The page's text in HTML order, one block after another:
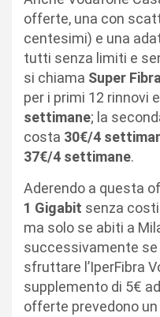
offerte, una con
centesimi) e una
tutti senza limiti e
si chiama Super
per i primi 12 rinnovi
settimane; la
costa 30€/4
37€/4 settimane.
Aderendo a questa
1 Gigabit senza
ma solo se abiti a
successivamente
sfruttare l’IperFibra
supplemento di 5€
offerte prevedono